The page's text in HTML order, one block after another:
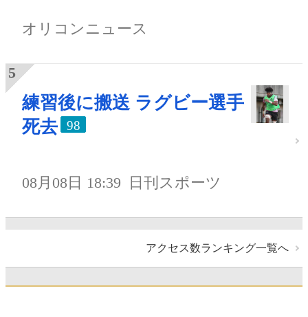
オリコンニュース
練習後に搬送 ラグビー選手
死去
98
08月08日 18:39 日刊スポーツ
アクセス数ランキング一覧へ